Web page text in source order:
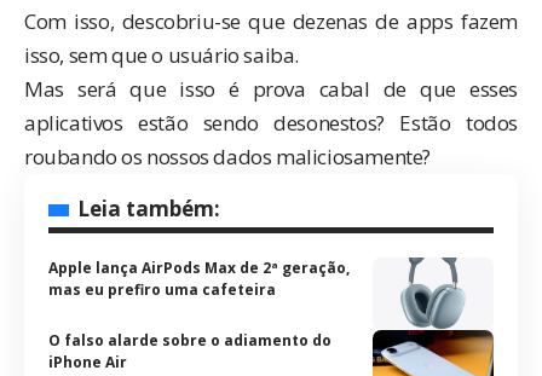
Com isso, descobriu-se que dezenas de apps fazem
isso, sem que o usuário saiba.
Mas será que isso é prova cabal de que esses
aplicativos estão sendo desonestos? Estão todos
roubando os nossos dados maliciosamente?
Leia também:
Apple lança AirPods Max de 2ª geração,
mas eu prefiro uma cafeteira
O falso alarde sobre o adiamento do
iPhone Air